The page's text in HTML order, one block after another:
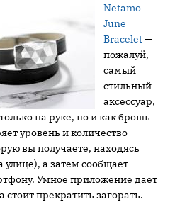
Netamo
June
Bracelet—
пожалуй,
самый
стильный
аксессуар,
на руке, но и как брошь
уровень и количество
вы получаете, находясь
а затем сообщает
Умное приложение дает
прекратить загорать.